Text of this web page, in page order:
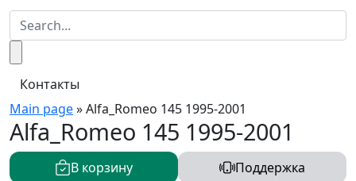
Контакты
Main page»Alfa_Romeo 145 1995-2001
Alfa_Romeo 145 1995-2001
В корзину Поддержка